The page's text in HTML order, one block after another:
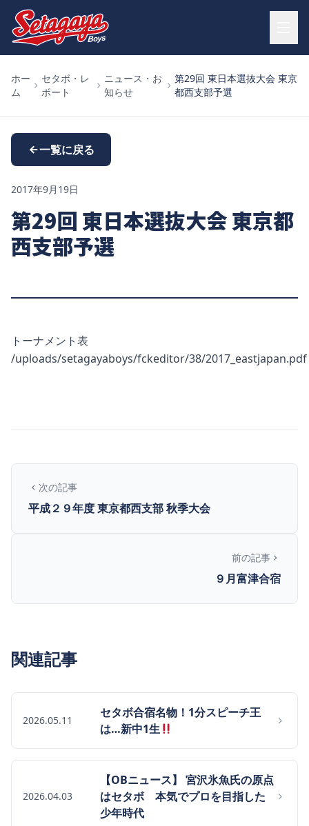
ホー
ム
セタボ・レ
ポート
ニュース・お
知らせ
第29回 東日本選抜大会 東京
都西支部予選
一覧に戻る
2017年9月19日
第29回 東日本選抜大会 東京都
西支部予選
トーナメント表
/uploads/setagayaboys/fckeditor/38/2017_eastjapan.pdf
次の記事
平成２９年度 東京都西支部 秋季大会
前の記事
９月富津合宿
関連記事
2026.05.11
セタボ合宿名物！1分スピーチ王
は…新中1生
2026.04.03
【OBニュース】 宮沢氷魚氏の原点
はセタボ 本気でプロを目指した
少年時代